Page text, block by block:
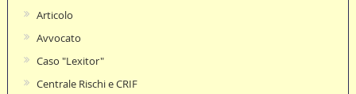
Articolo
Avvocato
Caso "Lexitor"
Centrale Rischi e CRIF